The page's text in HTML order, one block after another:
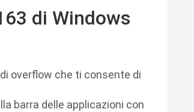
di Windows
overflow che ti consente di
barra delle applicazioni con